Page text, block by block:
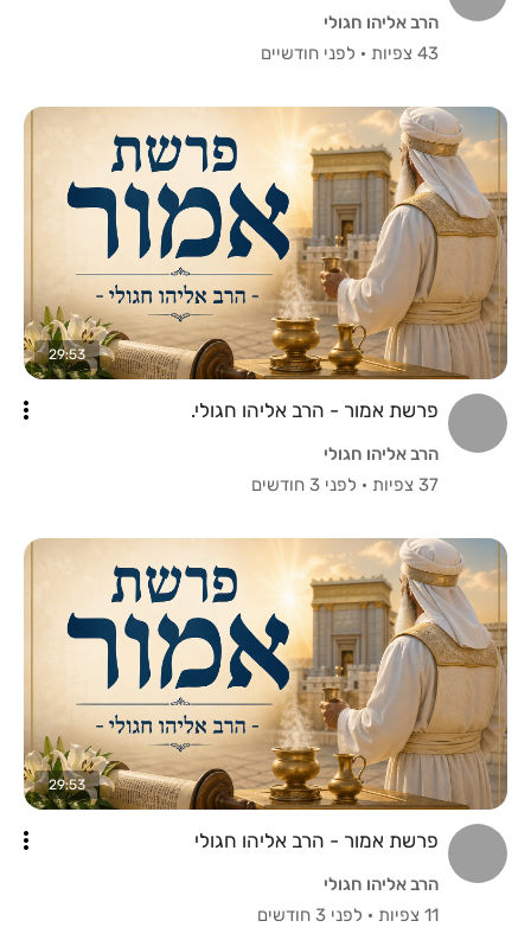
הרב אליהו חגולי
43 צפיות
· לפני חודשיים
29:53
פרשת אמור - הרב אליהו חגולי.
הרב אליהו חגולי
37 צפיות
· לפני 3 חודשים
29:53
פרשת אמור - הרב אליהו חגולי
הרב אליהו חגולי
11 צפיות
· לפני 3 חודשים